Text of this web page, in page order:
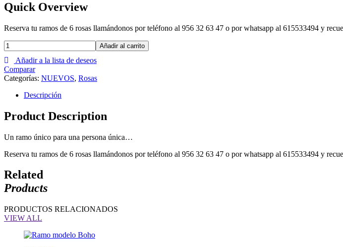
Quick Overview
Reserva tu ramos de 6 rosas llamándonos por teléfono al 956 32 63 47 o por whatsapp al 615533494 y
Añadir al carrito
Añadir a la lista de deseos
Comparar
Categorías: NUEVOS, Rosas
Descripción
Product Description
Un ramo único para una persona única…
Reserva tu ramos de 6 rosas llamándonos por teléfono al 956 32 63 47 o por whatsapp al 615533494 y
Related
Products
PRODUCTOS RELACIONADOS
VIEW ALL